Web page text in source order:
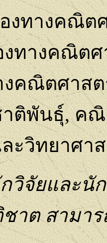
งทางคณิต
งทางคณิต
คณิตศาส
ติพันธุ์,คณิ
ะวิทยาศา
วิจัยและนั
าต สามาร